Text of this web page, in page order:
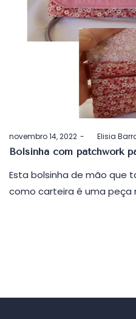
Postado
em
novembro 14, 2022 byElisia
Bolsinha com patchwork
Esta bolsinha de mão que
como carteira é uma peça